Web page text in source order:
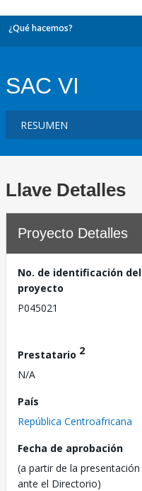
¿Qué hacemos?
SAC VI
Llave Detalles
Proyecto Detalles
No. de identificación del
proyecto
P045021
Prestatario 2
N/A
País
República Centroafricana
Fecha de aprobación
(a partir de la presentación
ante el Directorio)